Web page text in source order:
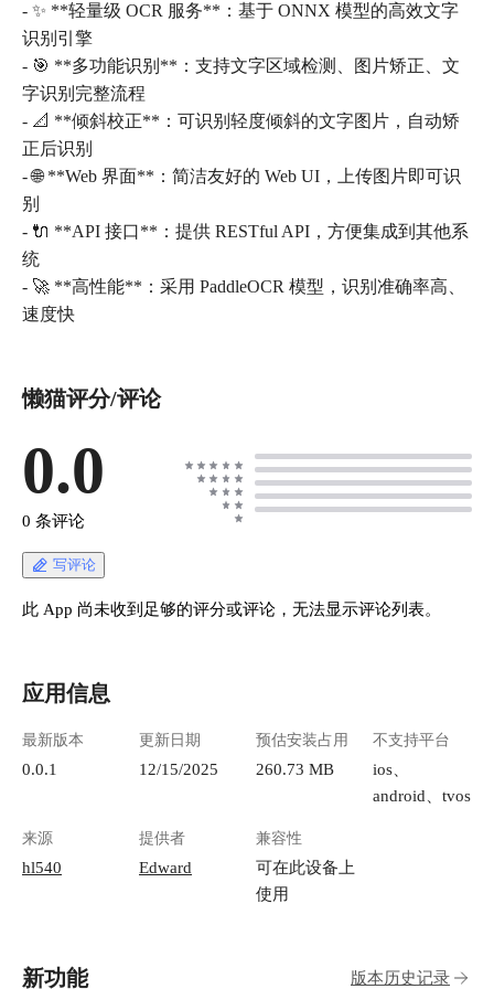
- ✨ **轻量级 OCR 服务**：基于 ONNX 模型的高效文字
识别引擎
- 🎯 **多功能识别**：支持文字区域检测、图片矫正、文
字识别完整流程
- 📐 **倾斜校正**：可识别轻度倾斜的文字图片，自动矫
正后识别
- 🌐 **Web 界面**：简洁友好的 Web UI，上传图片即可识
别
- 🔌 **API 接口**：提供 RESTful API，方便集成到其他系
统
- 🚀 **高性能**：采用 PaddleOCR 模型，识别准确率高、
速度快
懒猫评分/评论
0.0
0 条评论
写评论
此 App 尚未收到足够的评分或评论，无法显示评论列表。
应用信息
最新版本
0.0.1
更新日期
12/15/2025
预估安装占用
260.73 MB
不支持平台
ios、
android、tvos
来源
hl540
提供者
Edward
兼容性
可在此设备上
使用
新功能 版本历史记录